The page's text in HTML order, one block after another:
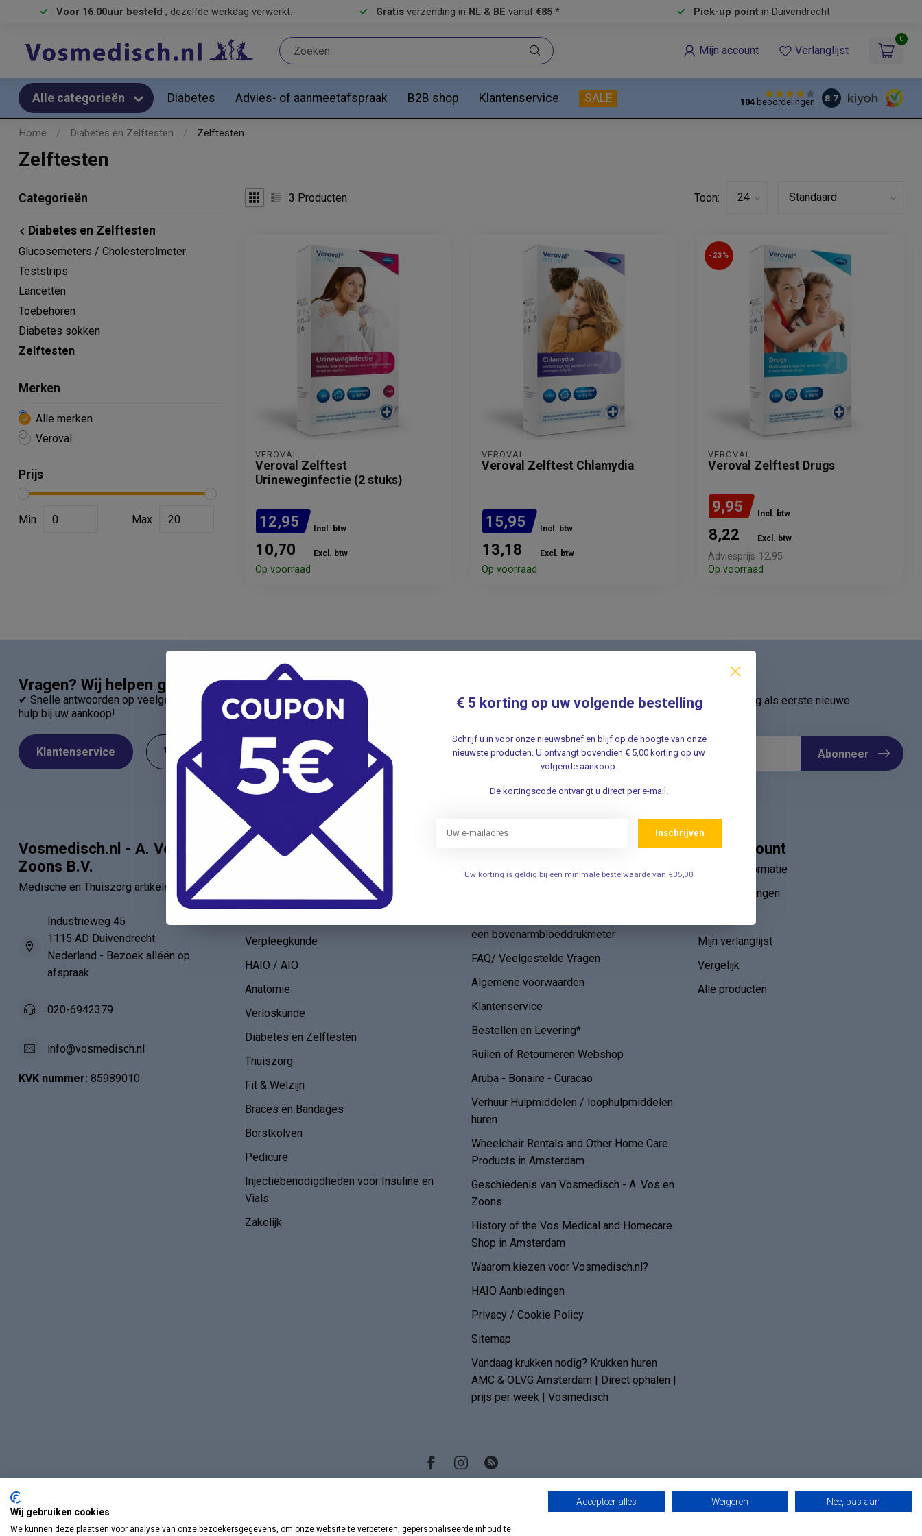
Voor 16.00uur besteld , dezelfde werkdag verwerkt. Gratis verzending in NL & BE vanaf €85 * Pick-up pointin Duivendrecht
Mijn account Verlanglijst
0
Alle categorieën Diabetes Advies- of aanmeetafspraak B2B shop Klantenservice SALE 104beoordelingen 8.7
Home / Diabetes en Zelftesten / Zelftesten
Zelftesten
Categorieën
Diabetes en Zelftesten
Glucosemeters / Cholesterolmeter
Teststrips
Lancetten
Toebehoren
Diabetes sokken
Zelftesten
Merken
Alle merken
Veroval
Prijs
Min Max
3 Producten Toon:
VEROVAL
Veroval Zelftest
Urineweginfectie (2 stuks)
12,95 Incl. btw
10,70 Excl. btw
Op voorraad
VEROVAL
Veroval Zelftest Chlamydia
15,95 Incl. btw
13,18 Excl. btw
Op voorraad
-23%
VEROVAL
Veroval Zelftest Drugs
9,95 Incl. btw
8,22 Excl. btw
Adviesprijs 12,95
Op voorraad
Vragen? Wij helpen graag!
✔ Snelle antwoorden op veelgestelde vragen ✔ Direct contact met onze klantenservice ✔ Altijd
hulp bij uw aankoop!
Klantenservice Veelgestelde Vragen
Schrijf u in voor onze nieuwsbrief en ontvang als eerste nieuwe
Abonneer
Vosmedisch.nl - A. Vos en
Zoons B.V.
Medische en Thuiszorg artikelen
Industrieweg 45
1115 AD Duivendrecht
Nederland - Bezoek alléén op
afspraak
020-6942379
info@vosmedisch.nl
KVK nummer: 85989010
Categorieën
Verpleegkunde
HAIO / AIO
Anatomie
Verloskunde
Diabetes en Zelftesten
Thuiszorg
Fit & Welzijn
Braces en Bandages
Borstkolven
Pedicure
Injectiebenodigdheden voor Insuline en
Vials
Zakelijk
Verhuizing
een bovenarmbloeddrukmeter
FAQ/ Veelgestelde Vragen
Algemene voorwaarden
Klantenservice
Bestellen en Levering*
Ruilen of Retourneren Webshop
Aruba - Bonaire - Curacao
Verhuur Hulpmiddelen / loophulpmiddelen
huren
Wheelchair Rentals and Other Home Care
Products in Amsterdam
Geschiedenis van Vosmedisch - A. Vos en
Zoons
History of the Vos Medical and Homecare
Shop in Amsterdam
Waarom kiezen voor Vosmedisch.nl?
HAIO Aanbiedingen
Privacy / Cookie Policy
Sitemap
Vandaag krukken nodig? Krukken huren
AMC & OLVG Amsterdam | Direct ophalen |
prijs per week | Vosmedisch
Mijn account
Account informatie
Mijn bestellingen
Mijn verlanglijst
Vergelijk
Alle producten
€ 5 korting op uw volgende bestelling
Schrijf u in voor onze nieuwsbrief en blijf op de hoogte van onze
nieuwste producten. U ontvangt bovendien € 5,00 korting op uw
volgende aankoop.
De kortingscode ontvangt u direct per e-mail.
Inschrijven
Uw korting is geldig bij een minimale bestelwaarde van €35,00
Wij gebruiken cookies
We kunnen deze plaatsen voor analyse van onze bezoekersgegevens, om onze website te verbeteren, gepersonaliseerde inhoud te
Accepteer alles Weigeren Nee, pas aan